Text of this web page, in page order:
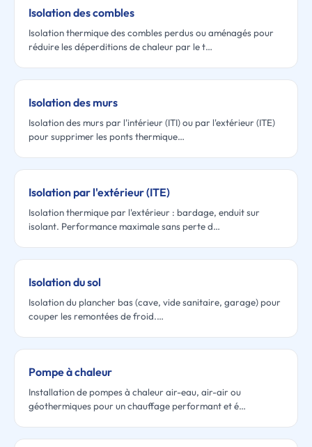
Isolation des combles
Isolation thermique des combles perdus ou aménagés pour
réduire les déperditions de chaleur par le t…
Isolation des murs
Isolation des murs par l'intérieur (ITI) ou par l'extérieur (ITE)
pour supprimer les ponts thermique…
Isolation par l'extérieur (ITE)
Isolation thermique par l'extérieur : bardage, enduit sur
isolant. Performance maximale sans perte d…
Isolation du sol
Isolation du plancher bas (cave, vide sanitaire, garage) pour
couper les remontées de froid.…
Pompe à chaleur
Installation de pompes à chaleur air-eau, air-air ou
géothermiques pour un chauffage performant et é…